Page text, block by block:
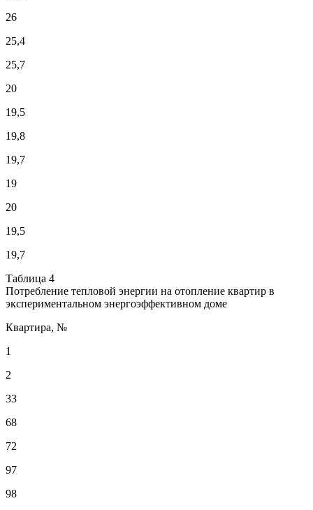
26
25,4
25,7
20
19,5
19,8
19,7
19
20
19,5
19,7
Таблица 4
Потребление тепловой энергии на отопление квартир в
экспериментальном энергоэффективном доме
Квартира, №
1
2
33
68
72
97
98